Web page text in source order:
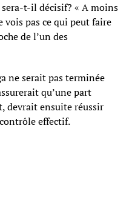
t-il décisif? « A moins
vois pas ce qui peut faire
de l’un des
ne serait pas terminée
qu’une part
devrait ensuite réussir
effectif.